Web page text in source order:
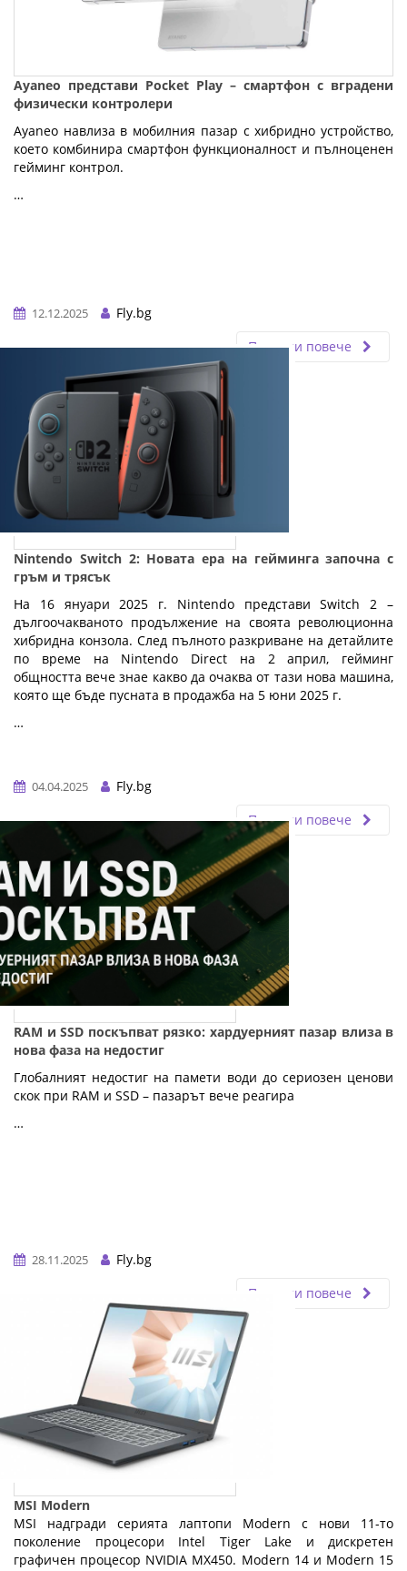
Ayaneo представи Pocket Play – смартфон с вградени
физически контролери
Ayaneo навлиза в мобилния пазар с хибридно устройство,
което комбинира смартфон функционалност и пълноценен
гейминг контрол.
…
12.12.2025
Fly.bg
Прочети повече
Nintendo Switch 2: Новата ера на гейминга започна с
гръм и трясък
На 16 януари 2025 г. Nintendo представи Switch 2 –
дългоочакваното продължение на своята революционна
хибридна конзола. След пълното разкриване на детайлите
по време на Nintendo Direct на 2 април, гейминг
общността вече знае какво да очаква от тази нова машина,
която ще бъде пусната в продажба на 5 юни 2025 г.
…
04.04.2025
Fly.bg
Прочети повече
RAM и SSD поскъпват рязко: хардуерният пазар влиза в
нова фаза на недостиг
Глобалният недостиг на памети води до сериозен ценови
скок при RAM и SSD – пазарът вече реагира
…
28.11.2025
Fly.bg
Прочети повече
MSI Modern
MSI надгради серията лаптопи Modern с нови 11-то
поколение процесори Intel Tiger Lake и дискретен
графичен процесор NVIDIA MX450. Modern 14 и Modern 15